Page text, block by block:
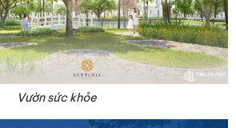
Vườn sức khỏe